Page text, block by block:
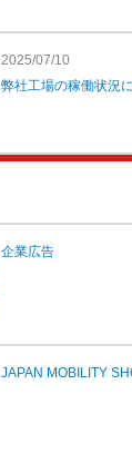
2025/07/10
弊社工場の稼働状況
企業広告
JAPAN MOBILITY